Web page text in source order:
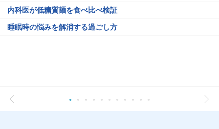
内科医が低糖質麺を食べ比べ検証
睡眠時の悩みを解消する過ごし方